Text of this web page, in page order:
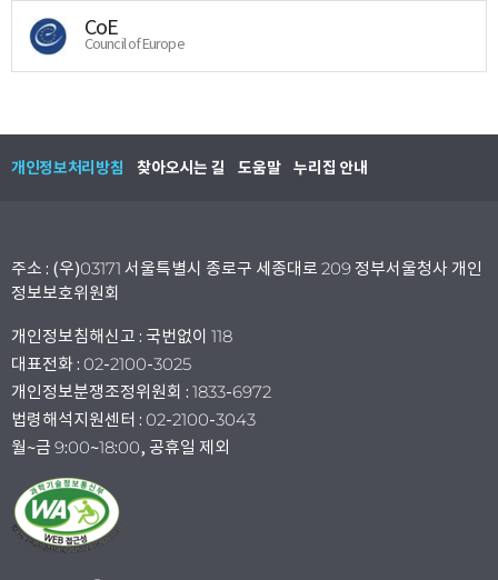
CoE
Council of Europe
개인정보처리방침 찾아오시는 길 도움말 누리집 안내
주소 : (우)03171 서울특별시 종로구 세종대로 209 정부서울청사 개인
정보보호위원회
개인정보침해신고 : 국번없이 118
대표전화 : 02-2100-3025
개인정보분쟁조정위원회 : 1833-6972
법령해석지원센터 : 02-2100-3043
월~금 9:00~18:00, 공휴일 제외